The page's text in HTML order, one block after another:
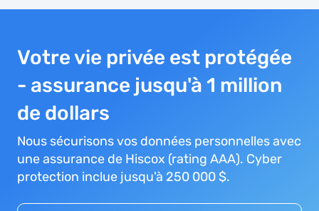
Votre vie privée est protégée
- assurance jusqu'à 1 million
de dollars
Nous sécurisons vos données personnelles avec
une assurance de Hiscox (rating AAA). Cyber
protection inclue jusqu'à 250 000 $.